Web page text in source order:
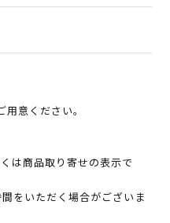
意ください。
は商品取り寄せの表示で
をいただく場合がございま